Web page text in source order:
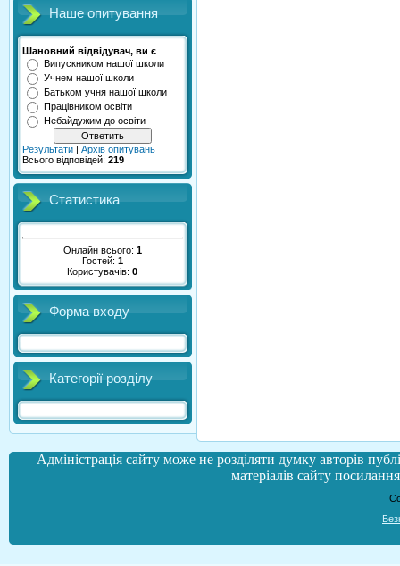
Наше опитування
Шановний відвідувач, ви є
Випускником нашої школи
Учнем нашої школи
Батьком учня нашої школи
Працівником освіти
Небайдужим до освіти
Результати | Архів опитувань
Всього відповідей: 219
Статистика
Онлайн всього: 1
Гостей: 1
Користувачів:0
Форма входу
Категорії розділу
Адміністрація сайту може не розділяти думку авторів
матеріалів сайту